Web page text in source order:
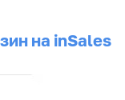
на inSales